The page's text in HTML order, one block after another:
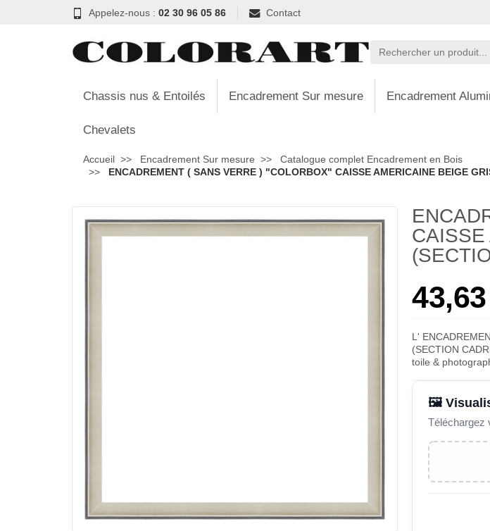
Appelez-nous : 02 30 96 05 86 Contact
Chassis nus & Entoilés Encadrement Sur mesure Encadrement
Chevalets
Accueil Encadrement Sur mesure
Catalogue complet Encadrement en Bois
ENCADREMENT ( SANS VERRE ) "COLORBOX" CAISSE AMERICAINE BEIGE
L'
(SECTION
toile &
🖼️
Téléchargez